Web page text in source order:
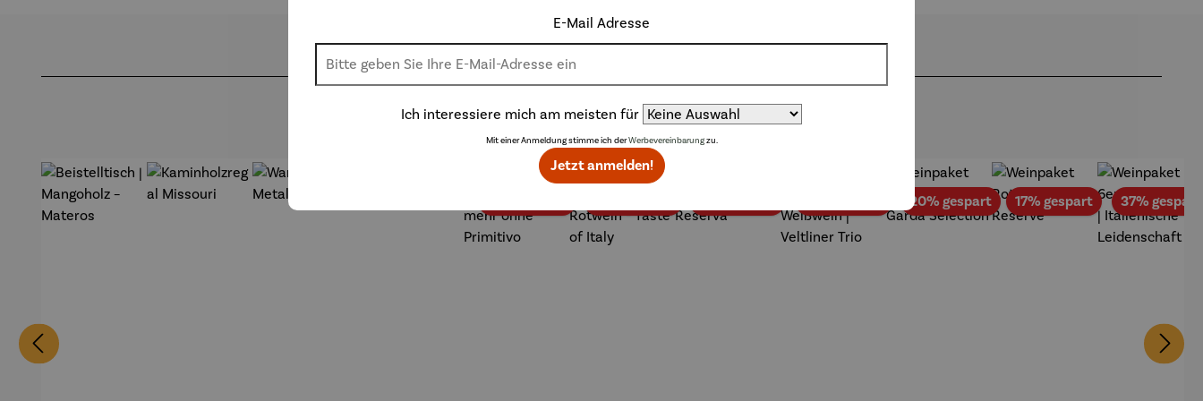
Weitere Produkte
Rabatt20% gespartRabatt17% gespartRabatt37% gespart
E-Mail Adresse
Ich interessiere mich am meisten für
Mit einer Anmeldung stimme ich derWerbevereinbarungzu.
Jetzt anmelden!